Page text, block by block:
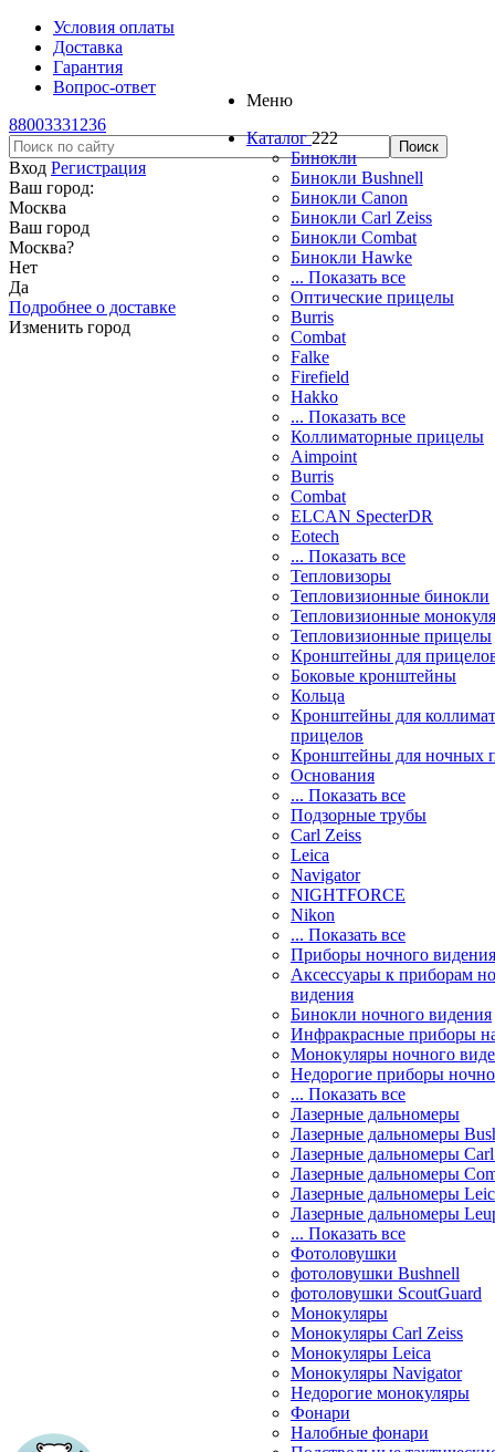
Условия оплаты
Доставка
Гарантия
Вопрос-ответ
88003331236
Вход Регистрация
Ваш город:
Москва
Ваш город
Москва?
Нет
Да
Подробнее о доставке
Изменить город
Меню
Каталог 222
Бинокли
Бинокли Bushnell
Бинокли Canon
Бинокли Carl Zeiss
Бинокли Combat
Бинокли Hawke
... Показать все
Оптические прицелы
Burris
Combat
Falke
Firefield
Hakko
... Показать все
Коллиматорные прицелы
Aimpoint
Burris
Combat
ELCAN SpecterDR
Eotech
... Показать все
Тепловизоры
Тепловизионные бинокли
Тепловизионные
Тепловизионные прицелы
Кронштейны для
Боковые кронштейны
Кольца
Кронштейны для
прицелов
Кронштейны для ночных
Основания
... Показать все
Подзорные трубы
Carl Zeiss
Leica
Navigator
NIGHTFORCE
Nikon
... Показать все
Приборы ночного видения
Аксессуары к приборам
видения
Бинокли ночного видения
Инфракрасные приборы
Монокуляры ночного
Недорогие приборы
... Показать все
Лазерные дальномеры
Лазерные дальномеры
Лазерные дальномеры
Лазерные дальномеры
Лазерные дальномеры
Лазерные дальномеры
... Показать все
Фотоловушки
фотоловушки Bushnell
фотоловушки ScoutGuard
Монокуляры
Монокуляры Carl Zeiss
Монокуляры Leica
Монокуляры Navigator
Недорогие монокуляры
Фонари
Налобные фонари